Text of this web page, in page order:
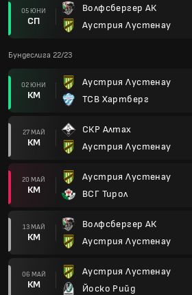
05 ЮНИ
СП
Волфсбергер АК
Аустрия Лустенау
Бундеслига 22/23
02 ЮНИ
КМ
Аустрия Лустенау
ТСВ Хартберг
27 МАЙ
КМ
СКР Алтах
Аустрия Лустенау
20 МАЙ
КМ
Аустрия Лустенау
ВСГ Тирол
13 МАЙ
КМ
Волфсбергер АК
Аустрия Лустенау
06 МАЙ
КМ
Аустрия Лустенау
Йоско Рийд